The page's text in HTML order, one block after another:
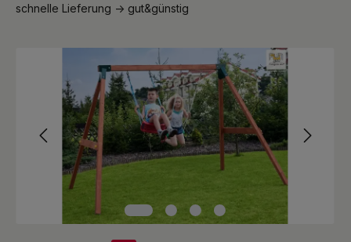
schnelle Lieferung -> gut&günstig